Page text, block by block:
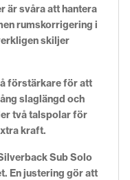
är svåra att hantera
rumskorrigering i
skiljer
förstärkare för att
slaglängd och
två talspolar för
kraft.
Sub Solo
En justering gör att